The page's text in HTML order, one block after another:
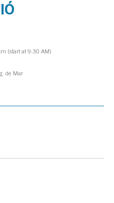
(start at 9:30 AM)
de Mar